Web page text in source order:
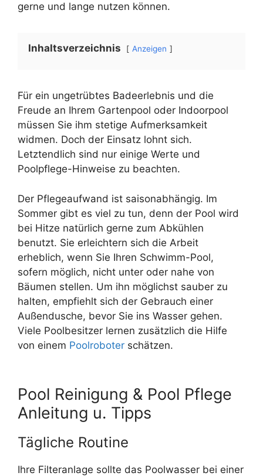
gerne und lange nutzen können.
Inhaltsverzeichnis Anzeigen
Für ein ungetrübtes Badeerlebnis und die
Freude an Ihrem Gartenpool oder Indoorpool
müssen Sie ihm stetige Aufmerksamkeit
widmen. Doch der Einsatz lohnt sich.
Letztendlich sind nur einige Werte und
Poolpflege-Hinweise zu beachten.
Der Pflegeaufwand ist saisonabhängig. Im
Sommer gibt es viel zu tun, denn der Pool wird
bei Hitze natürlich gerne zum Abkühlen
benutzt. Sie erleichtern sich die Arbeit
erheblich, wenn Sie Ihren Schwimm-Pool,
sofern möglich, nicht unter oder nahe von
Bäumen stellen. Um ihn möglichst sauber zu
halten, empfiehlt sich der Gebrauch einer
Außendusche, bevor Sie ins Wasser gehen.
Viele Poolbesitzer lernen zusätzlich die Hilfe
von einem Poolroboter schätzen.
Pool Reinigung & Pool Pflege
Anleitung u. Tipps
Tägliche Routine
Ihre Filteranlage sollte das Poolwasser bei einer